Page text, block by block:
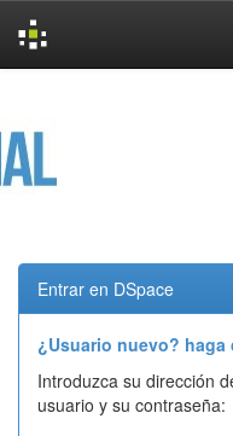
Entrar en DSpace
¿Usuario nuevo?
Introduzca su dirección
usuario y su contraseña: